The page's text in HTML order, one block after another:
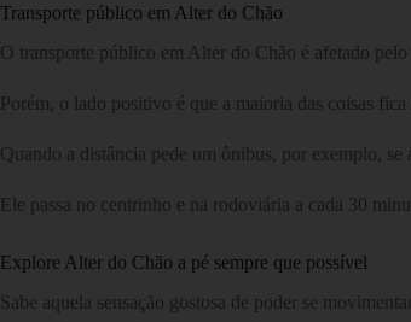
Transporte público em Alter do Chão
O transporte público em Alter do Chão é afetado pelo
Porém, o lado positivo é que a maioria das coisas
Quando a distância pede um ônibus, por exemplo,
Ele passa no centrinho e na rodoviária a cada 30
Explore Alter do Chão a pé sempre que possível
Sabe aquela sensação gostosa de poder se